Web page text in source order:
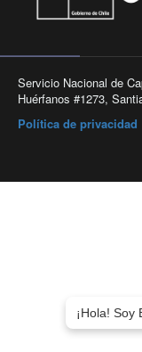
Servicio Nacional de
Huérfanos #1273,
Política de privacidad
¡Hola! Soy